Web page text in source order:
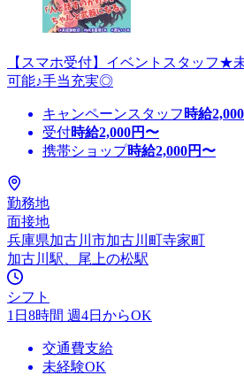
【スマホ受付】イベントスタッフ★
可能♪手当充実◎
キャンペーンスタッフ 時給2,000
受付時給2,000円〜
携帯ショップ時給2,000円〜
勤務地
面接地
兵庫県加古川市加古川町寺家町
加古川駅、尾上の松駅
シフト
1日8時間 週4日からOK
交通費支給
未経験OK